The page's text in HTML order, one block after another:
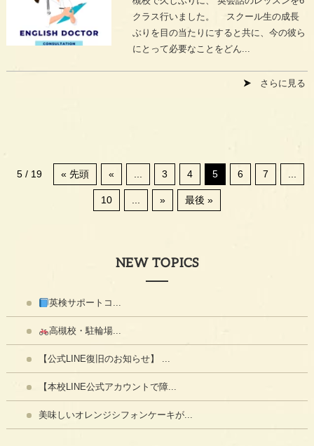
クラス行いました。 スクール生の成長
ぶりを目の当たりにすると共に、今の彼ら
にとって必要なことをどん...
さらに見る
5 / 19 « 先頭 « ... 3 4 5 6 7 ...
10 ... » 最後 »
NEW TOPICS
英検サポートコ...
高槻校・駐輪場...
【公式LINE復旧のお知らせ】 ...
【本校LINE公式アカウントで障...
美味しいオレンジシフォンケーキが...